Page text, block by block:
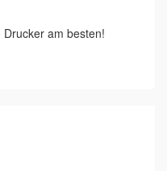
am besten!